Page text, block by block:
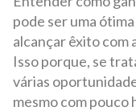
pode ser uma
alcançar êxito com
Isso porque, se
várias
mesmo com pouco